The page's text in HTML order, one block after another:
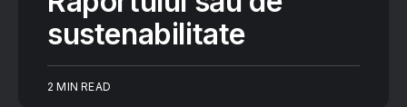
sustenabilitate
2 MIN READ